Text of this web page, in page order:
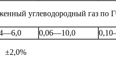
углеводородный газ по
0,06—10,0
±2,0%